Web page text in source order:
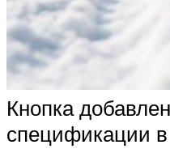
Кнопка
спецификации